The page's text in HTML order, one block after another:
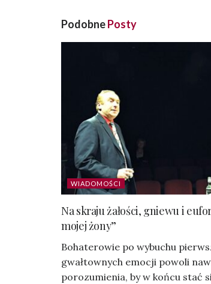
PodobnePosty
WIADOMOŚCI
Na skraju żałości, gniewu i
mojej żony”
Bohaterowie po wybuchu
gwałtownych emocji powoli
porozumienia, by w końcu stać